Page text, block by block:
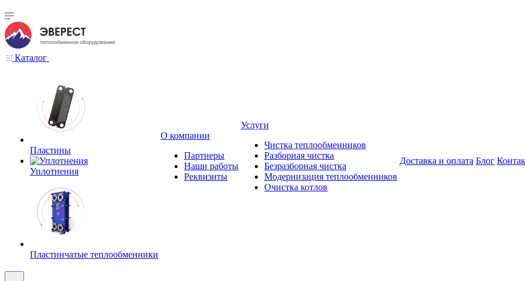
Каталог
Пластины
Уплотнения
Пластинчатые теплообменники
О компании
Партнеры
Наши работы
Реквизиты
Услуги
Чистка теплообменников
Разборная чистка
Безразборная чистка
Модернизация теплообменников
Очистка котлов
Доставка и оплата Блог